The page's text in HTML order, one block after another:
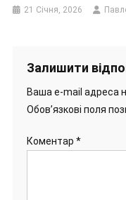
21 Січня, 2026
Залишити
Ваша e-mail адреса
Обов’язкові поля
Коментар *